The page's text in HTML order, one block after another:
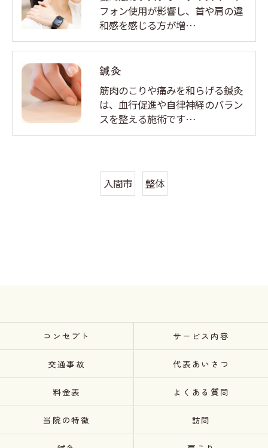
フォン使用が影響し、首や肩の違
和感を感じる方が増…
鍼灸
筋肉のこりや痛みを和らげる鍼灸
は、血行促進や自律神経のバラン
スを整える施術です…
入間市 整体
コンセプト サービス内容
交通事故 代表あいさつ
料金表 よくある質問
当院の特徴 訪問